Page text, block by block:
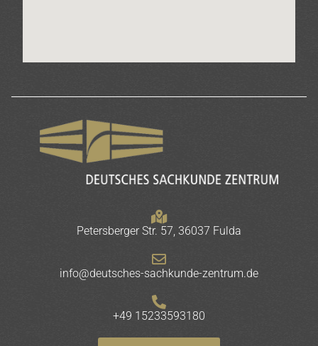
Petersberger Str. 57, 36037 Fulda
info@deutsches-sachkunde-zentrum.de
+49 15233593180